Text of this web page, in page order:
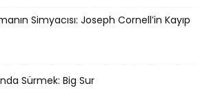
Simyacısı: Joseph Cornell’in Kayıp
Sürmek: Big Sur